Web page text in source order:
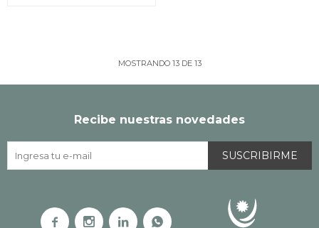
MOSTRANDO 13DE 13
Recibe nuestras novedades
SUSCRIBIRME
   